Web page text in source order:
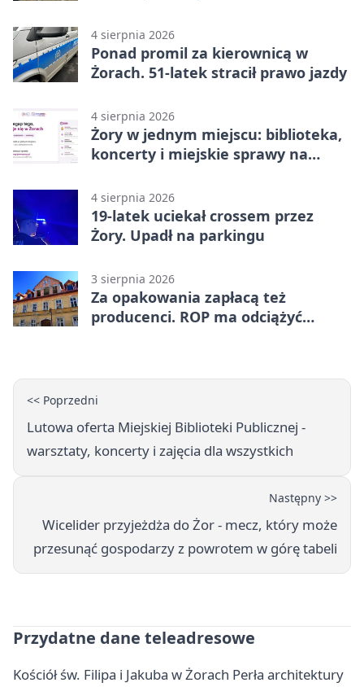
4 sierpnia 2026
Ponad promil za kierownicą w
Żorach. 51-latek stracił prawo jazdy
4 sierpnia 2026
Żory w jednym miejscu: biblioteka,
koncerty i miejskie sprawy na
4 sierpnia 2026
19-latek uciekał crossem przez
Żory. Upadł na parkingu
3 sierpnia 2026
Za opakowania zapłacą też
producenci. ROP ma odciążyć
<< Poprzedni
Lutowa oferta Miejskiej Biblioteki Publicznej -
warsztaty, koncerty i zajęcia dla wszystkich
Następny >>
Wicelider przyjeżdża do Żor - mecz, który może
przesunąć gospodarzy z powrotem w górę tabeli
Przydatne dane teleadresowe
Kościół św. Filipa i Jakuba w Żorach Perła architektury